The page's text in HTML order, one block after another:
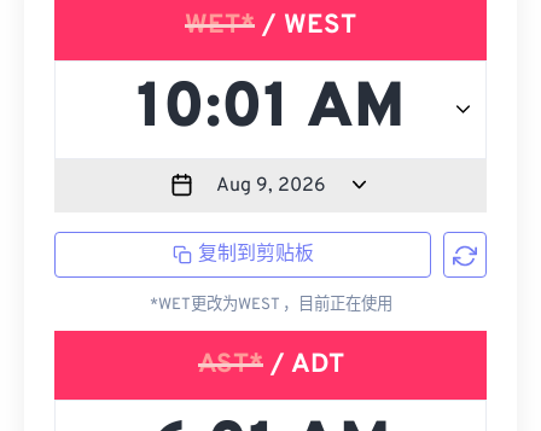
WET* / WEST
复制到剪贴板
*WET更改为WEST ，目前正在使用
AST*/ ADT